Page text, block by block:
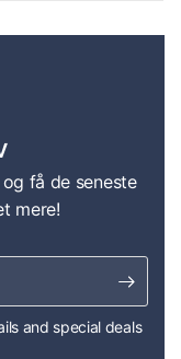
få de seneste
mere!
and special deals